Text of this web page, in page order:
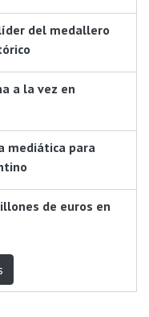
del medallero
a la vez en
mediática para
de euros en